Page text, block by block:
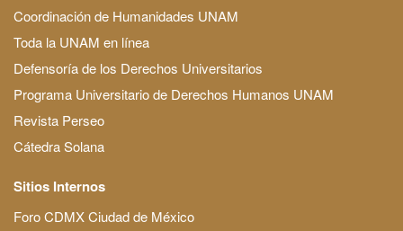
Coordinación de Humanidades UNAM
Toda la UNAM en línea
Defensoría de los Derechos Universitarios
Programa Universitario de Derechos Humanos UNAM
Revista Perseo
Cátedra Solana
Sitios Internos
Foro CDMX Ciudad de México